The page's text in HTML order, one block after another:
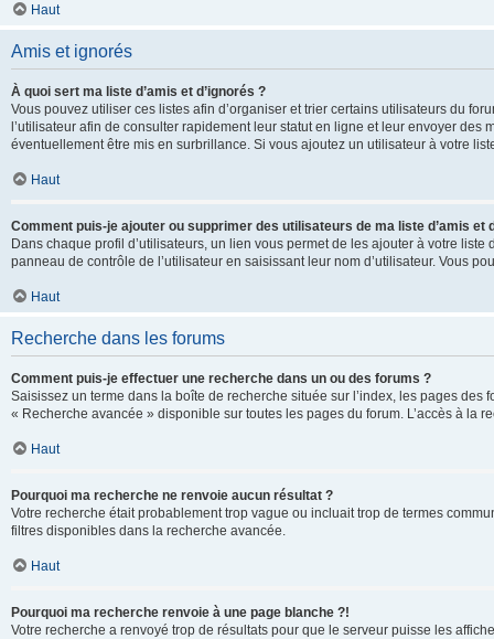
Haut
Amis et ignorés
À quoi sert ma liste d’amis et d’ignorés ?
Vous pouvez utiliser ces listes afin d’organiser et trier certains utilisateurs du
l’utilisateur afin de consulter rapidement leur statut en ligne et leur envoyer
éventuellement être mis en surbrillance. Si vous ajoutez un utilisateur à votre
Haut
Comment puis-je ajouter ou supprimer des utilisateurs de ma liste d’amis et
Dans chaque profil d’utilisateurs, un lien vous permet de les ajouter à votre
panneau de contrôle de l’utilisateur en saisissant leur nom d’utilisateur. Vous
Haut
Recherche dans les forums
Comment puis-je effectuer une recherche dans un ou des forums ?
Saisissez un terme dans la boîte de recherche située sur l’index, les pages
« Recherche avancée » disponible sur toutes les pages du forum. L’accès à la
Haut
Pourquoi ma recherche ne renvoie aucun résultat ?
Votre recherche était probablement trop vague ou incluait trop de termes
filtres disponibles dans la recherche avancée.
Haut
Pourquoi ma recherche renvoie à une page blanche ?!
Votre recherche a renvoyé trop de résultats pour que le serveur puisse les